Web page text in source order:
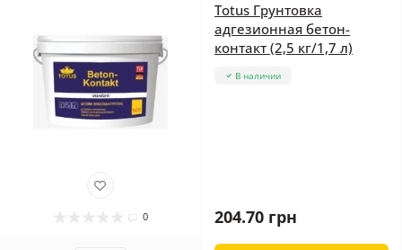
0
Totus Грунтовка
адгезионная бетон-
контакт (2,5 кг/1,7 л)
В наличии
204.70 грн